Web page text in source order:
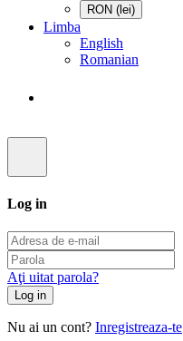
RON (lei)
Limba
English
Romanian
Log in
Aţi uitat parola?
Log in
Nu ai un cont? Inregistreaza-te